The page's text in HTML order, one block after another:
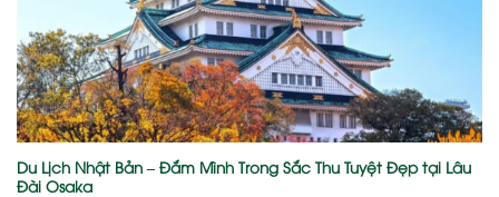
Du Lịch Nhật Bản – Đắm Mình Trong Sắc Thu Tuyệt Đẹp tại Lâu
Đài Osaka